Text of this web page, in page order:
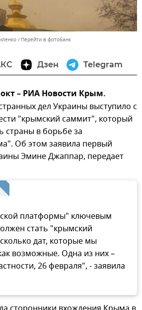
Перейти в фотобанк
Дзен Telegram
– РИА Новости Крым.
дел Украины выступило с
"крымский саммит", который
страны в борьбе за
Об этом заявила первый
Эмине Джаппар, передает
платформы" ключевым
стать "крымский
дат, которые мы
возможные. Одна из них –
26 февраля", - заявила